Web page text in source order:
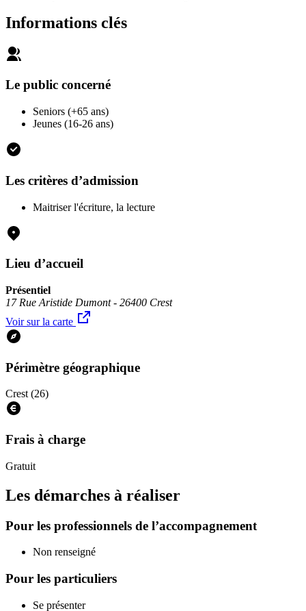
Informations clés
Le public concerné
Seniors (+65 ans)
Jeunes (16-26 ans)
Les critères d’admission
Maitriser l'écriture, la lecture
Lieu d’accueil
Présentiel
17 Rue Aristide Dumont - 26400 Crest
Voir sur la carte
Périmètre géographique
Crest (26)
Frais à charge
Gratuit
Les démarches à réaliser
Pour les professionnels de l’accompagnement
Non renseigné
Pour les particuliers
Se présenter